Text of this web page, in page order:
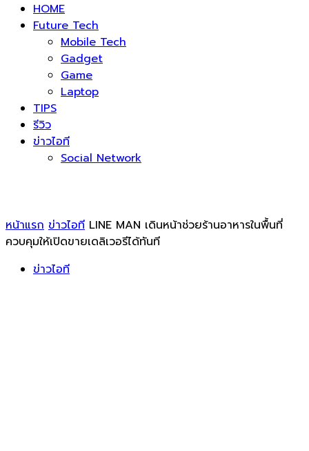
HOME
Future Tech
Mobile Tech
Gadget
Game
Laptop
TIPS
รีวิว
ข่าวไอที
Social Network
หน้าแรก ข่าวไอที LINE MAN เดินหน้าช่วยร้านอาหารในพื้นที่
ควบคุมให้เปิดขายเดลิเวอรีได้ทันที
ข่าวไอที